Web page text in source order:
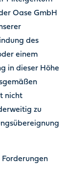
Oase GmbH
des
einem
in dieser Höhe
nicht
zu